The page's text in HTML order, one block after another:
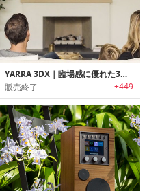
YARRA 3DX｜臨場感に優れた3Dオーディオシステム「ヤラー3DX」
販売終了 +449